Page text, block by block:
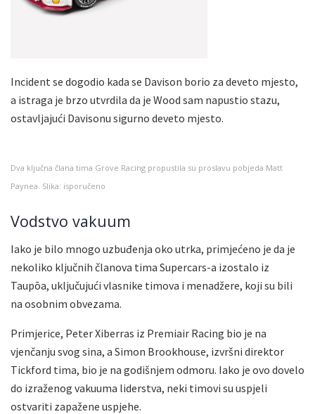
Incident se dogodio kada se Davison borio za deveto mjesto,
a istraga je brzo utvrdila da je Wood sam napustio stazu,
ostavljajući Davisonu sigurno deveto mjesto.
Dva ključna člana tima Grove Racing propustila su proslavu pobjeda Matt
Paynea. Slika: isporučeno
Vodstvo vakuum
Iako je bilo mnogo uzbuđenja oko utrka, primjećeno je da je
nekoliko ključnih članova tima Supercars-a izostalo iz
Taupōa, uključujući vlasnike timova i menadžere, koji su bili
na osobnim obvezama.
Primjerice, Peter Xiberras iz Premiair Racing bio je na
vjenčanju svog sina, a Simon Brookhouse, izvršni direktor
Tickford tima, bio je na godišnjem odmoru. Iako je ovo dovelo
do izraženog vakuuma liderstva, neki timovi su uspjeli
ostvariti zapažene uspjehe.